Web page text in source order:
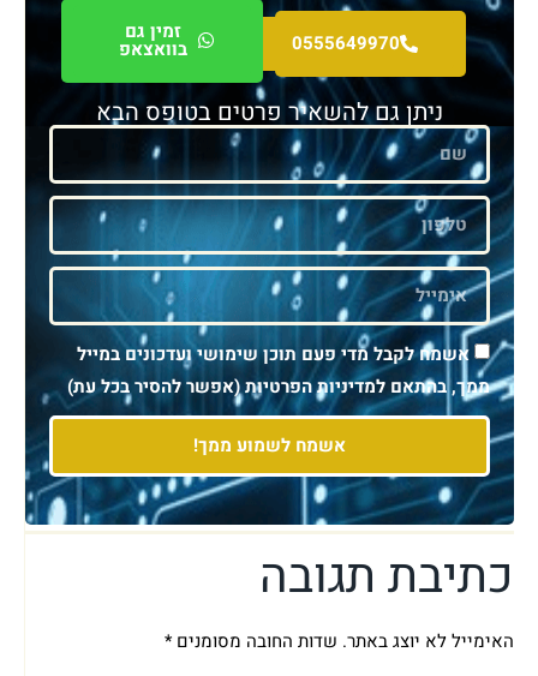
0555649970 זמין גם
בוואצאפ
ניתן גם להשאיר פרטים בטופס הבא
אשמח לקבל מדי פעם תוכן שימושי ועדכונים במייל
ממך, בהתאם למדיניות הפרטיות (אפשר להסיר בכל עת)
אשמח לשמוע ממך!
כתיבת תגובה
האימייל לא יוצג באתר. שדות החובה מסומנים *